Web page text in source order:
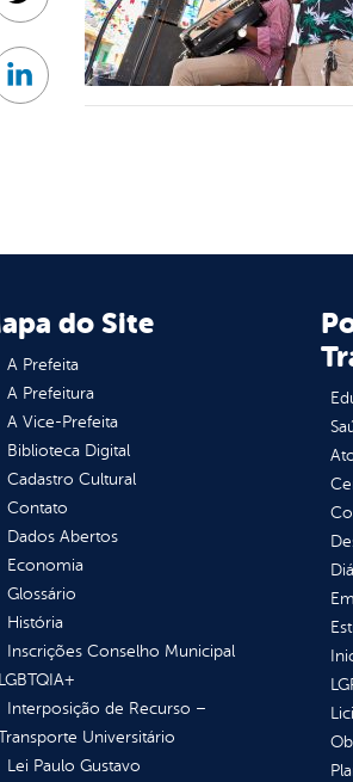
Twitter
Linkedin
do Site
A Prefeita
A Prefeitura
A Vice-Prefeita
Biblioteca Digital
Cadastro Cultural
Contato
Dados Abertos
Economia
Glossário
História
Inscrições Conselho Municipal
LGBTQIA+
Interposição de Recurso –
Universitário
Lei Paulo Gustavo